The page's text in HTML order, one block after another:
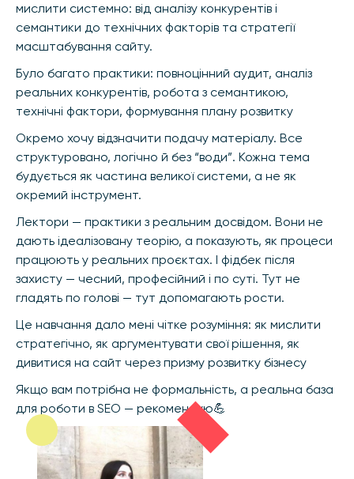
мислити системно: від аналізу конкурентів і
семантики до технічних факторів та стратегії
масштабування сайту.
Було багато практики: повноцінний аудит, аналіз
реальних конкурентів, робота з семантикою,
технічні фактори, формування плану розвитку
Окремо хочу відзначити подачу матеріалу. Все
структуровано, логічно й без “води”. Кожна тема
будується як частина великої системи, а не як
окремий інструмент.
Лектори — практики з реальним досвідом. Вони не
дають ідеалізовану теорію, а показують, як процеси
працюють у реальних проєктах. І фідбек після
захисту — чесний, професійний і по суті. Тут не
гладять по голові — тут допомагають рости.
Це навчання дало мені чітке розуміння: як мислити
стратегічно, як аргументувати свої рішення, як
дивитися на сайт через призму розвитку бізнесу
Якщо вам потрібна не формальність, а реальна база
для роботи в SEO — рекомендую💪